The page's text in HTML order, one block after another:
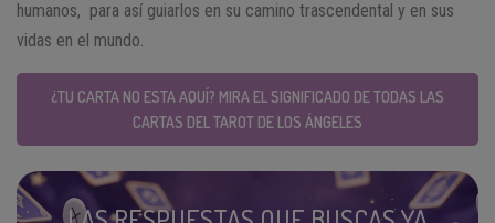
humanos, para así guiarlos en su camino trascendental y en sus
vidas en el mundo.
¿TU CARTA NO ESTA AQUÍ? MIRA EL SIGNIFICADO DE TODAS LAS
CARTAS DEL TAROT DE LOS ÁNGELES